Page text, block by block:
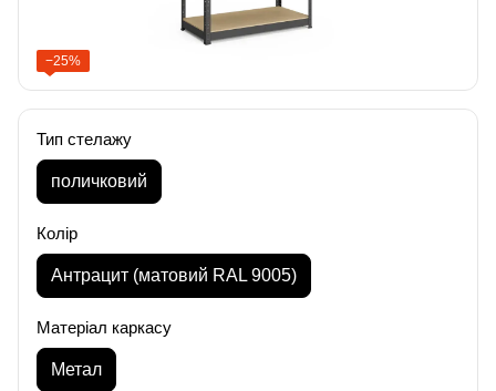
−25%
Тип стелажу
поличковий
Колір
Антрацит (матовий RAL 9005)
Матеріал каркасу
Метал